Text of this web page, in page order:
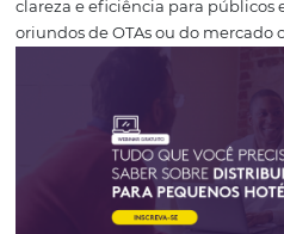
filmes e séries em cada
etc.Os fatores de
Descubra
experiência do